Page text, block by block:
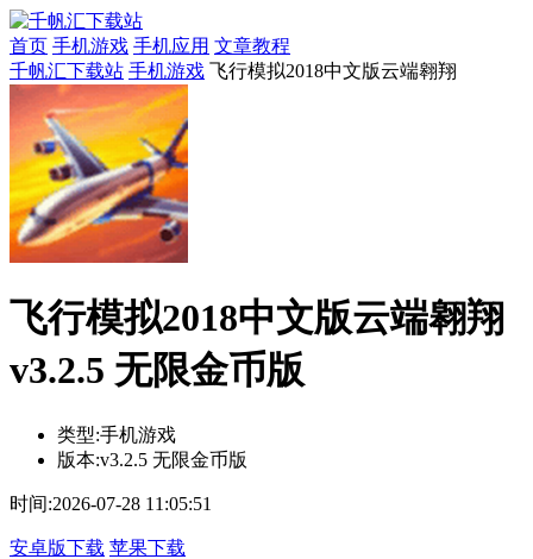
首页 手机游戏 手机应用 文章教程
千帆汇下载站 手机游戏 飞行模拟2018中文版云端翱翔
飞行模拟2018中文版云端翱翔
v3.2.5 无限金币版
类型:手机游戏
版本:v3.2.5 无限金币版
时间:2026-07-28 11:05:51
安卓版下载 苹果下载